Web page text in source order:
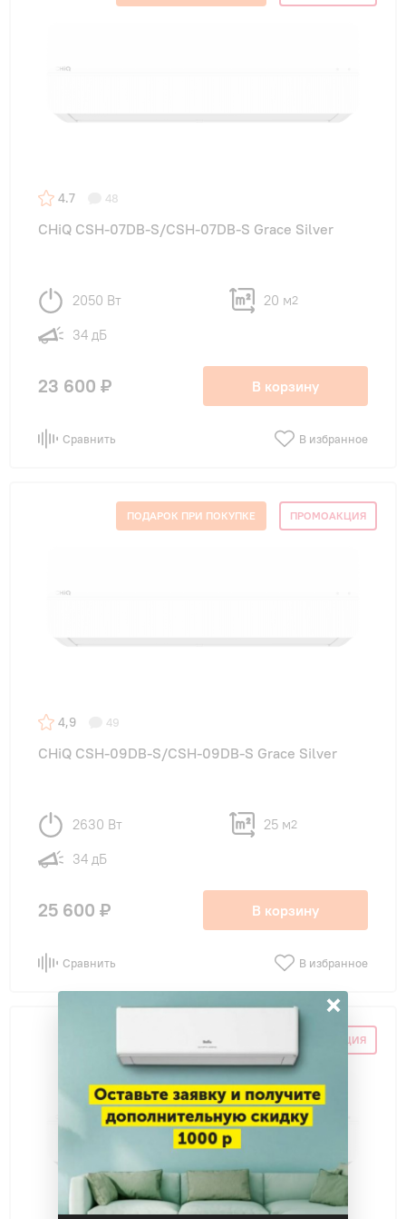
4.7 48
CHiQ CSH-07DB-S/CSH-07DB-S Grace Silver
2050 Вт 20 м2
34 дБ
23 600 ₽ В корзину
Сравнить В избранное
ПОДАРОК ПРИ ПОКУПКЕ ПРОМОАКЦИЯ
4,9 49
CHiQ CSH-09DB-S/CSH-09DB-S Grace Silver
2630 Вт 25 м2
34 дБ
25 600 ₽ В корзину
Сравнить В избранное
ПОДАРОК ПРИ ПОКУПКЕ ПРОМОАКЦИЯ
×